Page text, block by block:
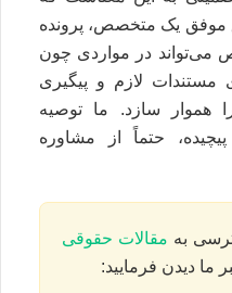
موفق یک متخصص، پرونده
می‌تواند در مواردی چون
مستندات لازم و پیگیری
هموار سازد. ما توصیه
حتماً از مشاوره
به مقالات حقوقی
ما دیدن فرمایید: